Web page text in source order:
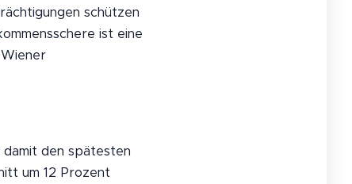
schützen
ist eine
den spätesten
um 12 Prozent